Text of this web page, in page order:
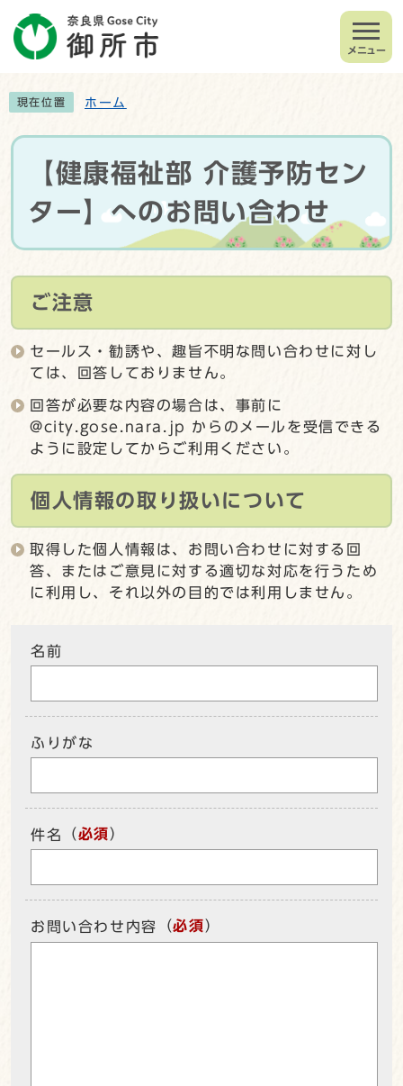
メニュー
現在位置 ホーム
【健康福祉部 介護予防セン
ター】へのお問い合わせ
ご注意
セールス・勧誘や、趣旨不明な問い合わせに対し
ては、回答しておりません。
回答が必要な内容の場合は、事前に
@city.gose.nara.jp からのメールを受信できる
ように設定してからご利用ください。
個人情報の取り扱いについて
取得した個人情報は、お問い合わせに対する回
答、またはご意見に対する適切な対応を行うため
に利用し、それ以外の目的では利用しません。
名前
ふりがな
件名 （必須）
お問い合わせ内容 （必須）